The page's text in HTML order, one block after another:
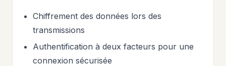
Chiffrement des données lors des
transmissions
Authentification à deux facteurs pour une
connexion sécurisée